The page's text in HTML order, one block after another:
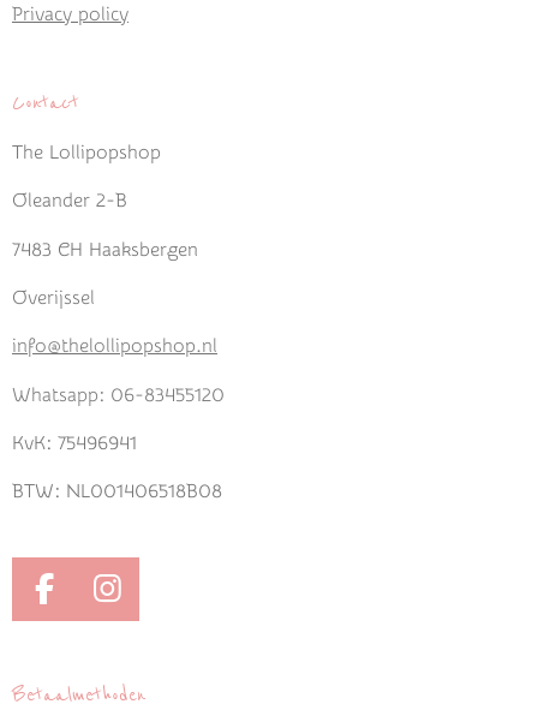
Privacy policy
Contact
The Lollipopshop
Oleander 2-B
7483 CH Haaksbergen
Overijssel
info@thelollipopshop.nl
Whatsapp: 06-83455120
KvK: 75496941
BTW: NL001406518B08
F
e
I
t
Betaalmethoden